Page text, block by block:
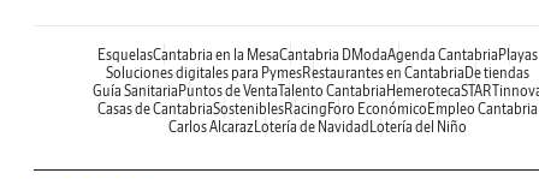
EsquelasCantabria en la MesaCantabria DModaAgenda Cantabria Playas
Soluciones digitales para PymesRestaurantes en Cantabria De tiendas
Guía Sanitaria Puntos de VentaTalento Cantabria Hemeroteca
Casas de CantabriaSosteniblesRacing Foro Económico Empleo Cantabria
Carlos Alcaraz Lotería de Navidad Lotería del Niño